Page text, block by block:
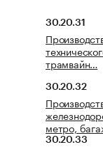
30.20.31
трамвайн…
30.20.32
метро,
30.20.33